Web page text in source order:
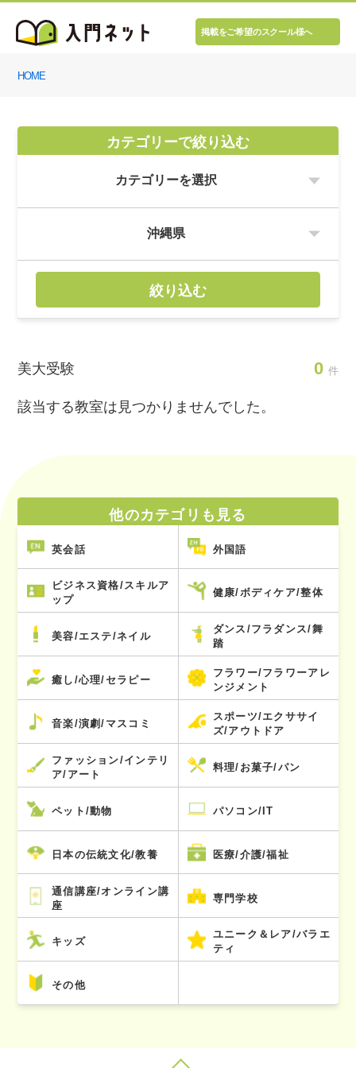
掲載をご希望のスクール様へ
HOME
カテゴリーで絞り込む
絞り込む
美大受験 0 件
該当する教室は見つかりませんでした。
他のカテゴリも見る
英会話 外国語
ビジネス資格/スキルア
ップ
健康/ボディケア/整体
美容/エステ/ネイル
ダンス/フラダンス/舞
踏
癒し/心理/セラピー
フラワー/フラワーアレ
ンジメント
音楽/演劇/マスコミ
スポーツ/エクササイ
ズ/アウトドア
ファッション/インテリ
ア/アート
料理/お菓子/パン
ペット/動物 パソコン/IT
日本の伝統文化/教養 医療/介護/福祉
通信講座/オンライン講
座
専門学校
キッズ
ユニーク＆レア/バラエ
ティ
その他